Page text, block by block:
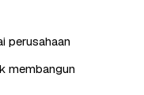
perusahaan
membangun